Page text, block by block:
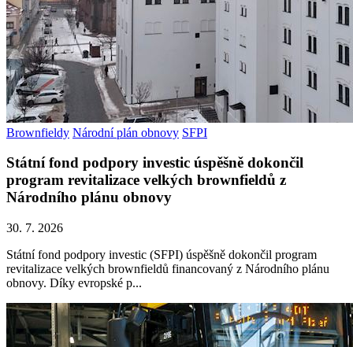
Brownfieldy Národní plán obnovy SFPI
Státní fond podpory investic úspěšně dokončil
program revitalizace velkých brownfieldů z
Národního plánu obnovy
30. 7. 2026
Státní fond podpory investic (SFPI) úspěšně dokončil program
revitalizace velkých brownfieldů financovaný z Národního plánu
obnovy. Díky evropské p...